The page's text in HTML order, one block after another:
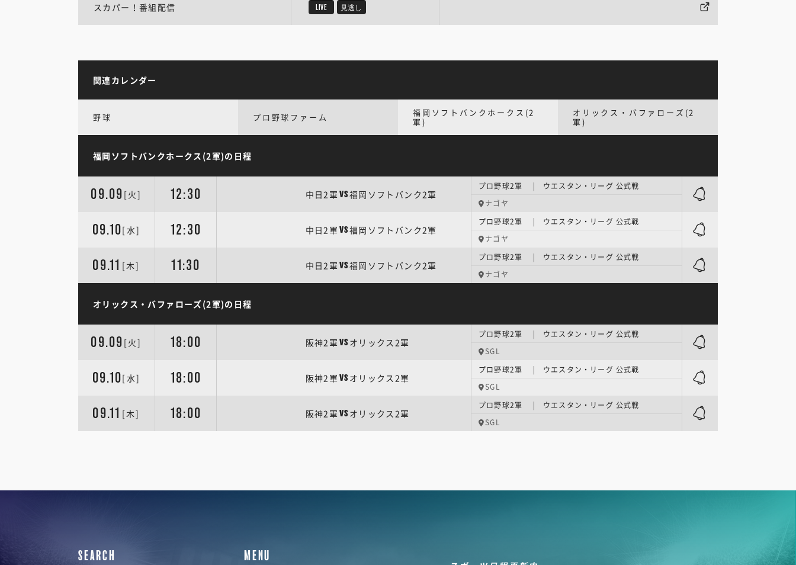
スカパー！番組配信 LIVE 見逃し
関連カレンダー
野球 プロ野球ファーム
福岡ソフトバンクホークス(2
軍)
オリックス・バファローズ(2
軍)
福岡ソフトバンクホークス(2軍)の日程
09.09 [火] 12:30 中日2軍VS福岡ソフトバンク2軍
プロ野球2軍 | ウエスタン・リーグ 公式戦
ナゴヤ
09.10[水] 12:30 中日2軍VS福岡ソフトバンク2軍
プロ野球2軍 | ウエスタン・リーグ 公式戦
ナゴヤ
09.11 [木] 11:30 中日2軍VS福岡ソフトバンク2軍
プロ野球2軍 | ウエスタン・リーグ 公式戦
ナゴヤ
オリックス・バファローズ(2軍)の日程
09.09 [火] 18:00 阪神2軍VS オリックス2軍
プロ野球2軍 | ウエスタン・リーグ 公式戦
SGL
09.10[水] 18:00 阪神2軍VS オリックス2軍
プロ野球2軍 | ウエスタン・リーグ 公式戦
SGL
09.11 [木] 18:00 阪神2軍VS オリックス2軍
プロ野球2軍 | ウエスタン・リーグ 公式戦
SGL
SEARCH MENU